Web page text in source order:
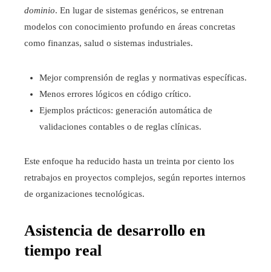
dominio. En lugar de sistemas genéricos, se entrenan
modelos con conocimiento profundo en áreas concretas
como finanzas, salud o sistemas industriales.
Mejor comprensión de reglas y normativas específicas.
Menos errores lógicos en código crítico.
Ejemplos prácticos: generación automática de
validaciones contables o de reglas clínicas.
Este enfoque ha reducido hasta un treinta por ciento los
retrabajos en proyectos complejos, según reportes internos
de organizaciones tecnológicas.
Asistencia de desarrollo en
tiempo real